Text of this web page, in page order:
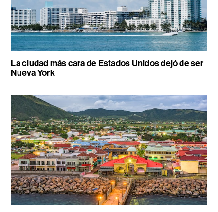
La ciudad más cara de Estados Unidos dejó de ser
Nueva York